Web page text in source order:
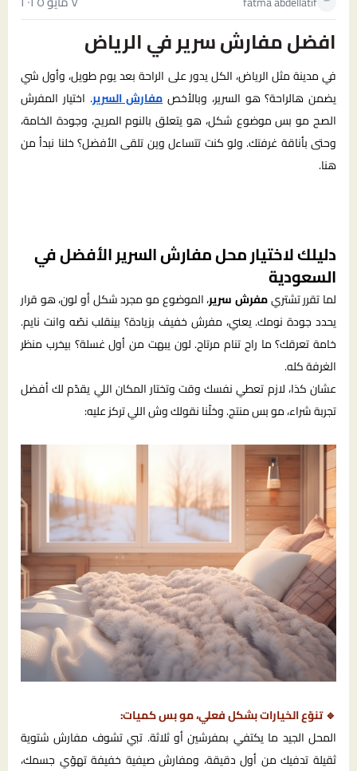
افضل مفارش سرير في الرياض
في مدينة مثل الرياض، الكل يدور على الراحة بعد يوم طويل، وأول شي
يضمن هالراحة؟ هو السرير، وبالأخصمفارش السرير. اختيار المفرش
الصح مو بس موضوع شكل، هو يتعلق بالنوم المريح، وجودة الخامة،
وحتى بأناقة غرفتك. ولو كنت تتساءل وين تلقى الأفضل؟ خلنا نبدأ من
هنا.
دليلك لاختيار محل مفارش السرير الأفضل في
السعودية
لما تقرر تشتريمفرش سرير، الموضوع مو مجرد شكل أو لون، هو قرار
يحدد جودة نومك. يعني، مفرش خفيف بزيادة؟ بينقلب نصّه وانت نايم.
خامة تعرقك؟ ما راح تنام مرتاح. لون يبهت من أول غسلة؟ بيخرب منظر
الغرفة كله.
عشان كذا، لازم تعطي نفسك وقت وتختار المكان اللي يقدّم لك أفضل
تجربة شراء، مو بس منتج. وخلّنا نقولك وش اللي تركز عليه:
🔹 تنوّع الخيارات بشكل فعلي، مو بس كميات:
المحل الجيد ما يكتفي بمفرشين أو ثلاثة. تبي تشوف مفارش شتوية
ثقيلة تدفيك من أول دقيقة، ومفارش صيفية خفيفة تهوّي جسمك،